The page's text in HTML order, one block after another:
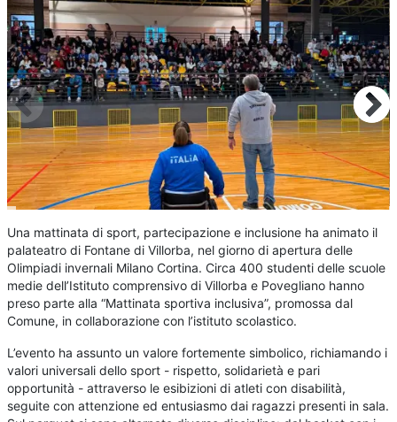
Una mattinata di sport, partecipazione e inclusione ha animato il
palateatro di Fontane di Villorba, nel giorno di apertura delle
Olimpiadi invernali Milano Cortina. Circa 400 studenti delle scuole
medie dell’Istituto comprensivo di Villorba e Povegliano hanno
preso parte alla “Mattinata sportiva inclusiva”, promossa dal
Comune, in collaborazione con l’istituto scolastico.
L’evento ha assunto un valore fortemente simbolico, richiamando i
valori universali dello sport - rispetto, solidarietà e pari
opportunità - attraverso le esibizioni di atleti con disabilità,
seguite con attenzione ed entusiasmo dai ragazzi presenti in sala.